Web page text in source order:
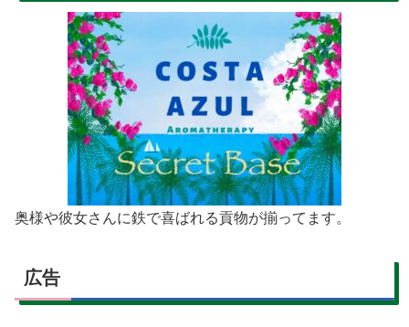
奥様や彼女さんに鉄で喜ばれる貢物が揃ってます。
広告